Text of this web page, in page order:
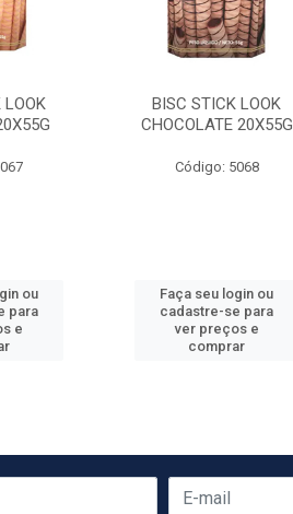
LOOK
ou
para
e
BISC STICK LOOK
CHOCOLATE 20X55G
Código: 5068
Faça seu login ou
cadastre-se para
ver preços e
comprar